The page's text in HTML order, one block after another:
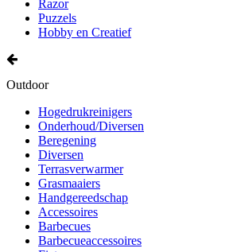
Razor
Puzzels
Hobby en Creatief
Outdoor
Hogedrukreinigers
Onderhoud/Diversen
Beregening
Diversen
Terrasverwarmer
Grasmaaiers
Handgereedschap
Accessoires
Barbecues
Barbecueaccessoires